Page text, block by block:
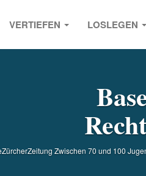
VERTIEFEN LOSLEGEN
Zwischen 70 und 100